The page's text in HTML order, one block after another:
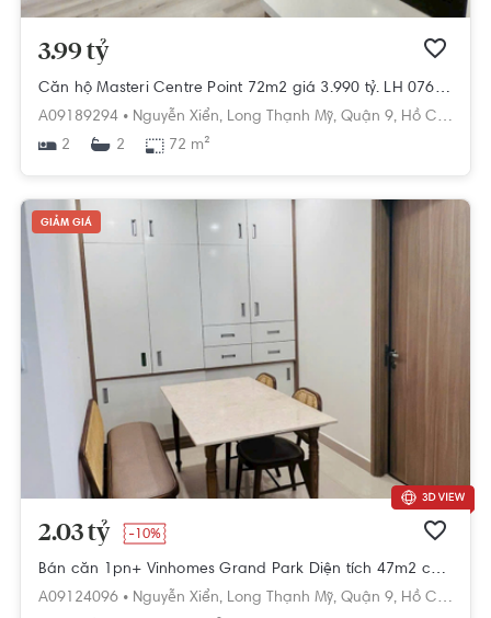
3.99 tỷ
Căn hộ Masteri Centre Point 72m2 giá 3.990 tỷ. LH 0768892255
A09189294 • Nguyễn Xiển, Long Thạnh Mỹ, Quận 9, Hồ Chí Minh
2
2 72 m²
GIẢM GIÁ
2.03 tỷ -10%
Bán căn 1pn+ Vinhomes Grand Park Diện tích 47m2 có sổ toà S5 giá 2.03 tỷ. LH 0768892255
A09124096 • Nguyễn Xiển, Long Thạnh Mỹ, Quận 9, Hồ Chí Minh